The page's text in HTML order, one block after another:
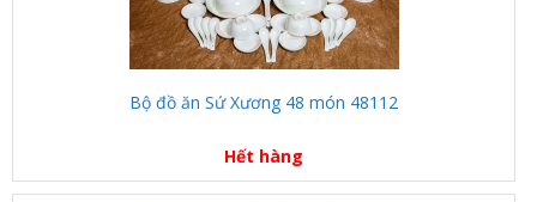
Bộ đồ ăn Sứ Xương 48 món 48112
Hết hàng